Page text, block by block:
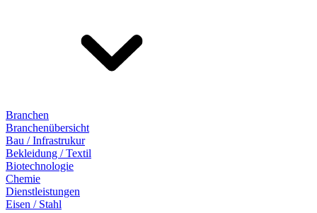
Branchen
Branchenübersicht
Bau / Infrastrukur
Bekleidung / Textil
Biotechnologie
Chemie
Dienstleistungen
Eisen / Stahl